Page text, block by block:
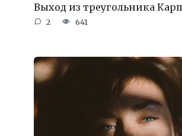
Выход из треугольника
2 641